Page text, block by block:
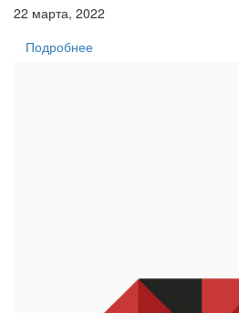
22 марта, 2022
Подробнее